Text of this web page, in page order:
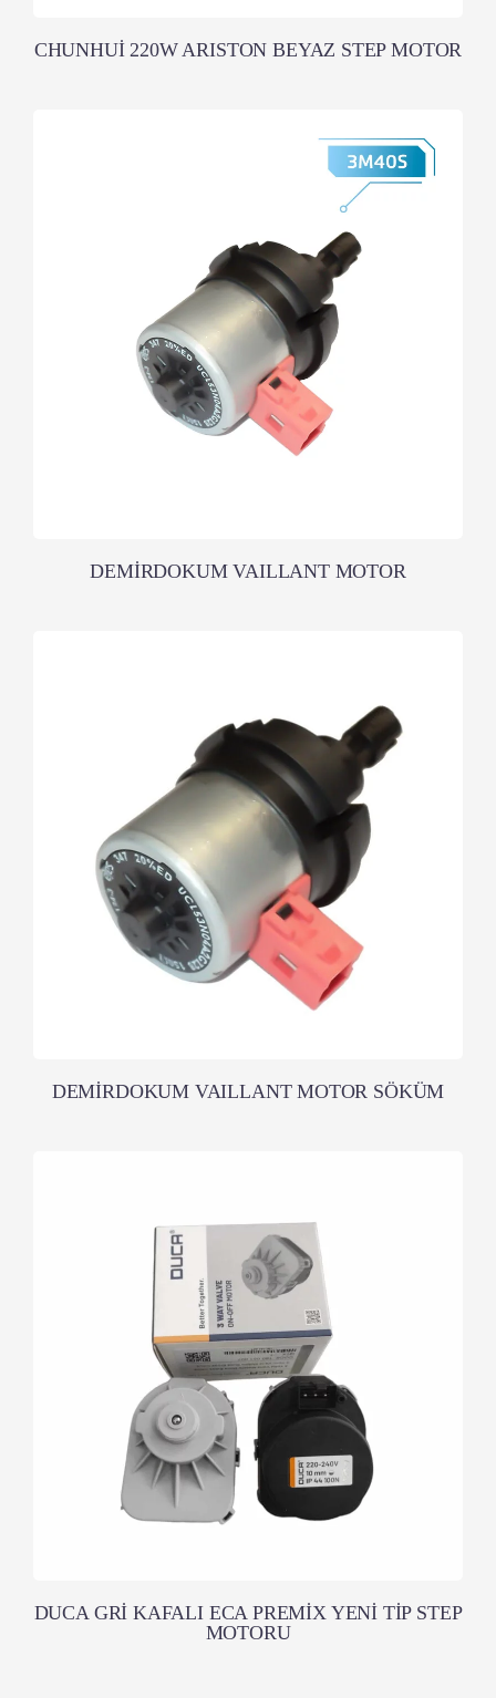
CHUNHUİ 220W ARISTON BEYAZ STEP MOTOR
DEMİRDOKUM VAILLANT MOTOR
DEMİRDOKUM VAILLANT MOTOR SÖKÜM
DUCA GRİ KAFALI ECA PREMİX YENİ TİP STEP
MOTORU